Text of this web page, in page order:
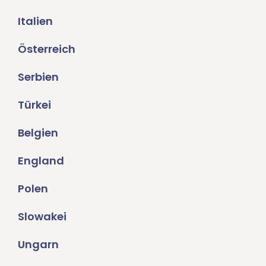
Italien
Österreich
Serbien
Türkei
Belgien
England
Polen
Slowakei
Ungarn